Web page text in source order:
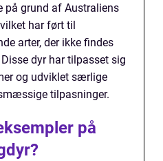
på grund af Australiens
har ført til
arter, der ikke findes
dyr har tilpasset sig
og udviklet særlige
tilpasninger.
på